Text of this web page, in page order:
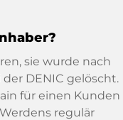
sie wurde nach
DENIC gelöscht.
für einen Kunden
regulär